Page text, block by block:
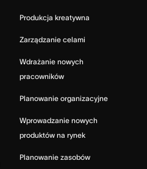
Produkcja kreatywna
Zarządzanie celami
Wdrażanie nowych
pracowników
Planowanie organizacyjne
Wprowadzanie nowych
produktów na rynek
Planowanie zasobów